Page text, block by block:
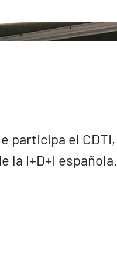
participa el CDTI,
la I+D+I española.